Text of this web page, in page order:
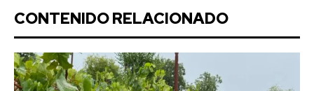
CONTENIDO RELACIONADO